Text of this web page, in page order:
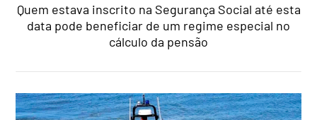
Quem estava inscrito na Segurança Social até esta
data pode beneficiar de um regime especial no
cálculo da pensão